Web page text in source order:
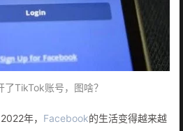
TikTok账号，图啥？
年， Facebook的生活变得越来越